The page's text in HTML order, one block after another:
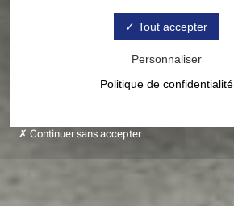
Tout accepter
Personnaliser
Politique de confidentialité
Continuer sans accepter